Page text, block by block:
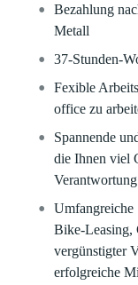
Bezahlung
Metall
37-Stunden-
Fexible
office zu
Spannende
die Ihnen viel
Umfangreiche
Bike-Leasing,
vergünstigter
erfolgreiche